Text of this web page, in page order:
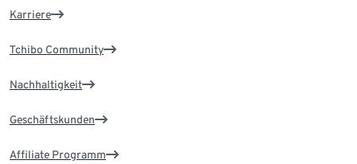
Karriere
Tchibo Community
Nachhaltigkeit
Geschäftskunden
Affiliate Programm